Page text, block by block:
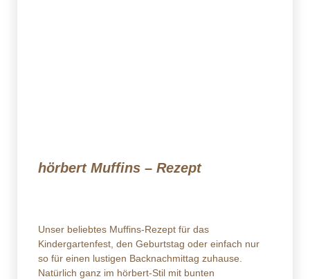
hörbert Muffins – Rezept
Unser beliebtes Muffins-Rezept für das
Kindergartenfest, den Geburtstag oder einfach nur
so für einen lustigen Backnachmittag zuhause.
Natürlich ganz im hörbert-Stil mit bunten